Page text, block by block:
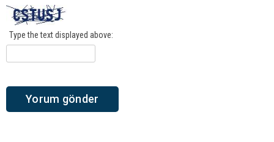
Type the text displayed above: